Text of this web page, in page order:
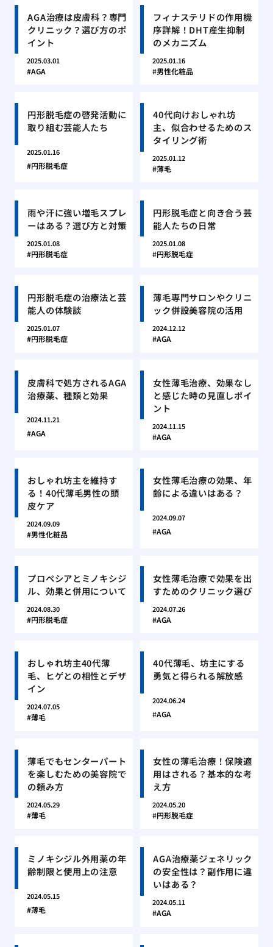
AGA治療は皮膚科？専門
クリニック？選び方のポ
イント
2025.03.01
AGA
フィナステリドの作用機
序詳解！DHT産生抑制
のメカニズム
2025.01.16
男性化粧品
円形脱毛症の啓発活動に
取り組む芸能人たち
2025.01.16
円形脱毛症
40代向けおしゃれ坊
主、似合わせるためのス
タイリング術
2025.01.12
薄毛
雨や汗に強い増毛スプレ
ーはある？選び方と対策
2025.01.08
円形脱毛症
円形脱毛症と向き合う芸
能人たちの日常
2025.01.08
円形脱毛症
円形脱毛症の治療法と芸
能人の体験談
2025.01.07
円形脱毛症
薄毛専門サロンやクリニ
ック併設美容院の活用
2024.12.12
AGA
皮膚科で処方されるAGA
治療薬、種類と効果
2024.11.21
AGA
女性薄毛治療、効果なし
と感じた時の見直しポイ
ント
2024.11.15
AGA
おしゃれ坊主を維持す
る！40代薄毛男性の頭
皮ケア
2024.09.09
男性化粧品
女性薄毛治療の効果、年
齢による違いはある？
2024.09.07
AGA
プロペシアとミノキシジ
ル、効果と併用について
2024.08.30
円形脱毛症
女性薄毛治療で効果を出
すためのクリニック選び
2024.07.26
AGA
おしゃれ坊主40代薄
毛、ヒゲとの相性とデザ
イン
2024.07.05
薄毛
40代薄毛、坊主にする
勇気と得られる解放感
2024.06.24
AGA
薄毛でもセンターパート
を楽しむための美容院で
の頼み方
2024.05.29
薄毛
女性の薄毛治療！保険適
用はされる？基本的な考
え方
2024.05.20
円形脱毛症
ミノキシジル外用薬の年
齢制限と使用上の注意
2024.05.15
薄毛
AGA治療薬ジェネリック
の安全性は？副作用に違
いはある？
2024.05.11
AGA